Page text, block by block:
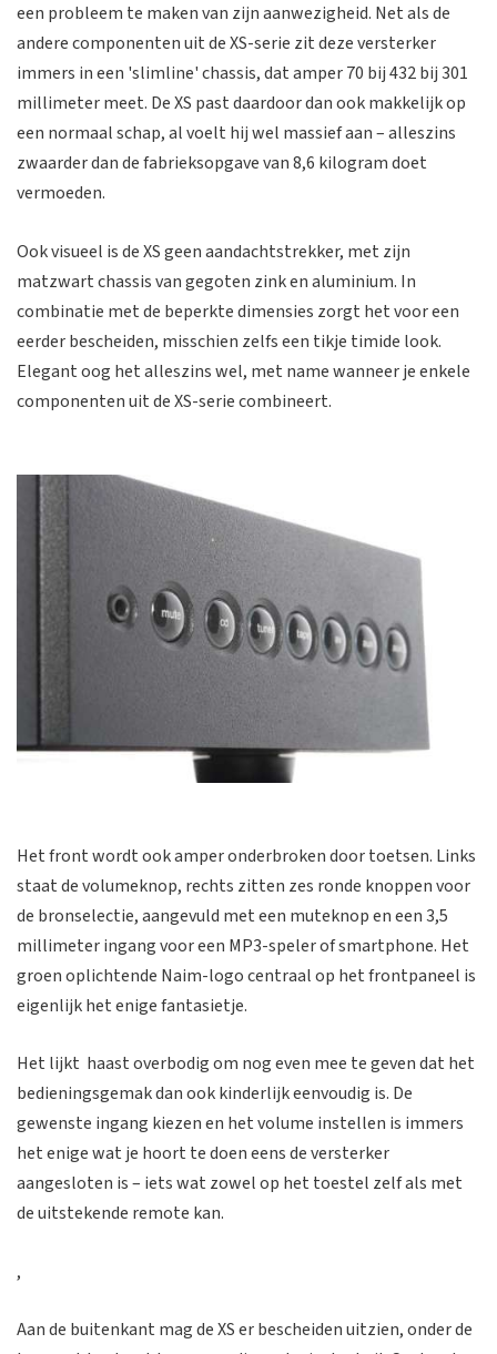
een probleem te maken van zijn aanwezigheid. Net als de
andere componenten uit de XS-serie zit deze versterker
immers in een 'slimline' chassis, dat amper 70 bij 432 bij 301
millimeter meet. De XS past daardoor dan ook makkelijk op
een normaal schap, al voelt hij wel massief aan – alleszins
zwaarder dan de fabrieksopgave van 8,6 kilogram doet
vermoeden.
Ook visueel is de XS geen aandachtstrekker, met zijn
matzwart chassis van gegoten zink en aluminium. In
combinatie met de beperkte dimensies zorgt het voor een
eerder bescheiden, misschien zelfs een tikje timide look.
Elegant oog het alleszins wel, met name wanneer je enkele
componenten uit de XS-serie combineert.
Het front wordt ook amper onderbroken door toetsen. Links
staat de volumeknop, rechts zitten zes ronde knoppen voor
de bronselectie, aangevuld met een muteknop en een 3,5
millimeter ingang voor een MP3-speler of smartphone. Het
groen oplichtende Naim-logo centraal op het frontpaneel is
eigenlijk het enige fantasietje.
Het lijkt haast overbodig om nog even mee te geven dat het
bedieningsgemak dan ook kinderlijk eenvoudig is. De
gewenste ingang kiezen en het volume instellen is immers
het enige wat je hoort te doen eens de versterker
aangesloten is – iets wat zowel op het toestel zelf als met
de uitstekende remote kan.
,
Aan de buitenkant mag de XS er bescheiden uitzien, onder de